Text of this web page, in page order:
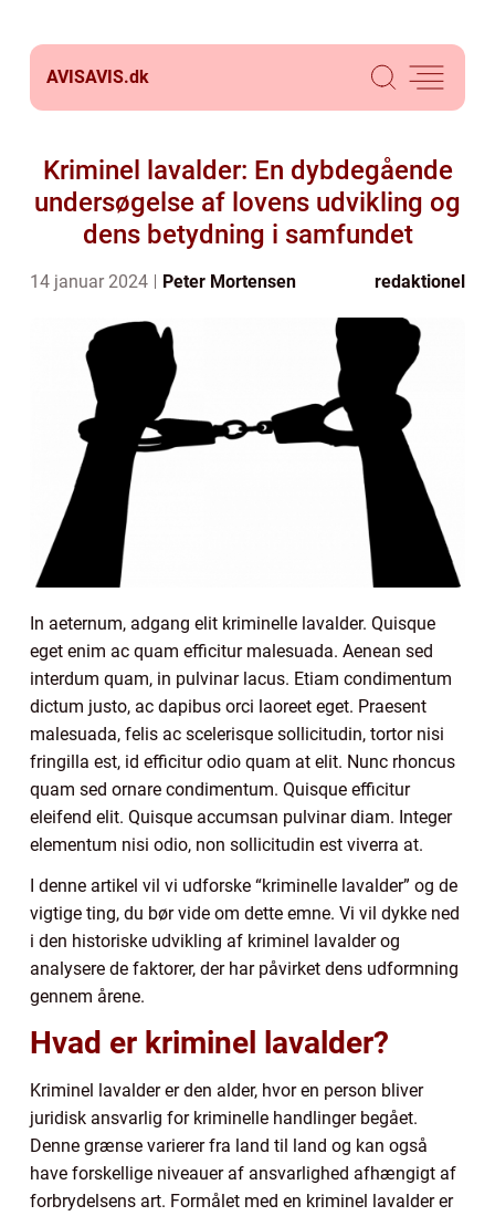
AVISAVIS.dk
Kriminel lavalder: En dybdegående
undersøgelse af lovens udvikling og
dens betydning i samfundet
14 januar 2024 Peter Mortensen redaktionel
In aeternum, adgang elit kriminelle lavalder. Quisque
eget enim ac quam efficitur malesuada. Aenean sed
interdum quam, in pulvinar lacus. Etiam condimentum
dictum justo, ac dapibus orci laoreet eget. Praesent
malesuada, felis ac scelerisque sollicitudin, tortor nisi
fringilla est, id efficitur odio quam at elit. Nunc rhoncus
quam sed ornare condimentum. Quisque efficitur
eleifend elit. Quisque accumsan pulvinar diam. Integer
elementum nisi odio, non sollicitudin est viverra at.
I denne artikel vil vi udforske “kriminelle lavalder” og de
vigtige ting, du bør vide om dette emne. Vi vil dykke ned
i den historiske udvikling af kriminel lavalder og
analysere de faktorer, der har påvirket dens udformning
gennem årene.
Hvad er kriminel lavalder?
Kriminel lavalder er den alder, hvor en person bliver
juridisk ansvarlig for kriminelle handlinger begået.
Denne grænse varierer fra land til land og kan også
have forskellige niveauer af ansvarlighed afhængigt af
forbrydelsens art. Formålet med en kriminel lavalder er